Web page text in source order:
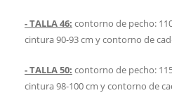
- TALLA 46: contorno de pecho:
cintura 90-93 cm y contorno de
- TALLA 50: contorno de pecho:
cintura 98-100 cm y contorno de